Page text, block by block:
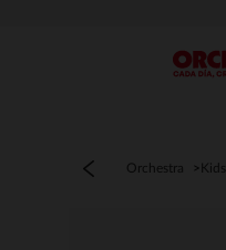
Menú
Orchestra Kids